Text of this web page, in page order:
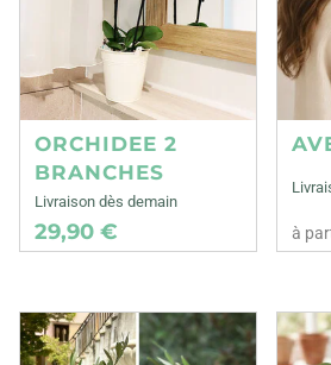
ORCHIDEE 2
BRANCHES
Livraison dès demain
29,90 € à